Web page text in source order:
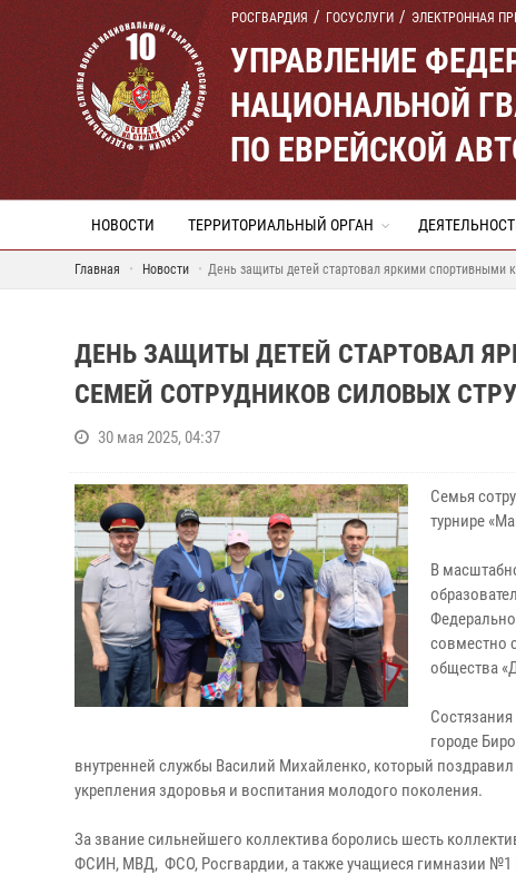
РОСГВАРДИЯ ГОСУСЛУГИ ЭЛЕКТРОННАЯ
УПРАВЛЕНИЕ
НАЦИОНАЛЬНОЙ
ПО ЕВРЕЙСКОЙ
НОВОСТИ ТЕРРИТОРИАЛЬНЫЙ ОРГАН
Главная Новости День защиты детей стартовал яркими спортивными
ДЕНЬ ЗАЩИТЫ ДЕТЕЙ СТАРТОВАЛ
СЕМЕЙ СОТРУДНИКОВ СИЛОВЫХ
30 мая 2025, 04:37
Семья
турнире
В
совместно
общества
городе
внутренней службы Василий Михайленко, который
укрепления здоровья и воспитания молодого поколения.
За звание сильнейшего коллектива боролись шесть
ФСИН, МВД, ФСО, Росгвардии, а также учащиеся гимназии №1